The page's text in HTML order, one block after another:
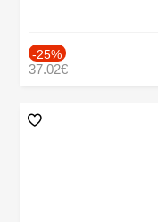
-25%
37.02€